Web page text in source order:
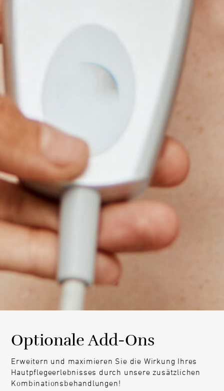
Optionale Add-Ons
Erweitern und maximieren Sie die Wirkung Ihres
Hautpflegeerlebnisses durch unsere zusätzlichen
Kombinationsbehandlungen!